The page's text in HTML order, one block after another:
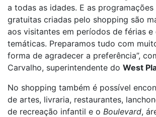
a todas as idades. E as programações
gratuitas criadas pelo shopping são
aos visitantes em períodos de férias e
temáticas. Preparamos tudo com
forma de agradecer a preferência”,
Carvalho, superintendente do West
No shopping também é possível
de artes, livraria, restaurantes,
de recreação infantil e o Boulevard,